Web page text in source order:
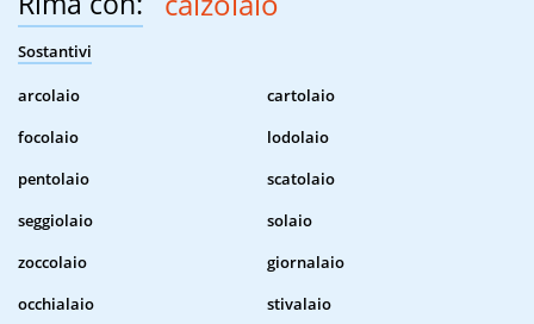
Sostantivi
arcolaio
cartolaio
focolaio
lodolaio
pentolaio
scatolaio
seggiolaio
solaio
zoccolaio
giornalaio
occhialaio
stivalaio